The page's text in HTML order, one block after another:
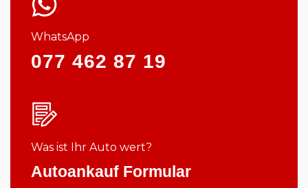
WhatsApp
077 462 87 19
Was ist Ihr Auto wert?
Autoankauf Formular